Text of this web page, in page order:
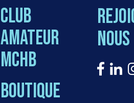
Club
amateur
MCHB
Boutique
nous